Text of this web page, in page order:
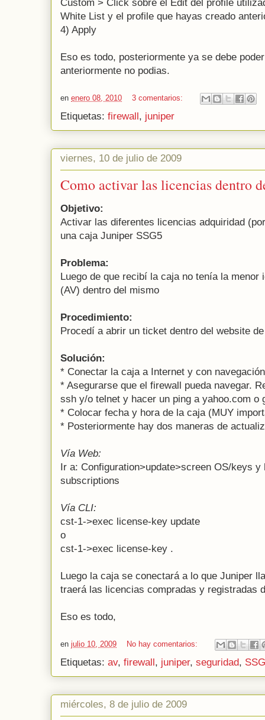
Custom > Click sobre el Edit del profile
White List y el profile que hayas creado
4) Apply
Eso es todo, posteriormente ya se debe
anteriormente no podias.
en enero 08, 2010 3 comentarios:
Etiquetas: firewall, juniper
viernes, 10 de julio de 2009
Como activar las licencias dentro
Objetivo:
Activar las diferentes licencias adquiridad
una caja Juniper SSG5
Problema:
Luego de que recibí la caja no tenía la
(AV) dentro del mismo
Procedimiento:
Procedí a abrir un ticket dentro del website
Solución:
* Conectar la caja a Internet y con navegación
* Asegurarse que el firewall pueda navegar.
ssh y/o telnet y hacer un ping a yahoo.com o
* Colocar fecha y hora de la caja (MUY
* Posteriormente hay dos maneras de
Vía Web:
Ir a: Configuration>update>screen OS/keys
subscriptions
Vía CLI:
cst-1->exec license-key update
o
cst-1->exec license-key .
Luego la caja se conectará a lo que Juniper
traerá las licencias compradas y registradas
Eso es todo,
en julio 10, 2009 No hay comentarios:
Etiquetas: av, firewall, juniper, seguridad,
miércoles, 8 de julio de 2009